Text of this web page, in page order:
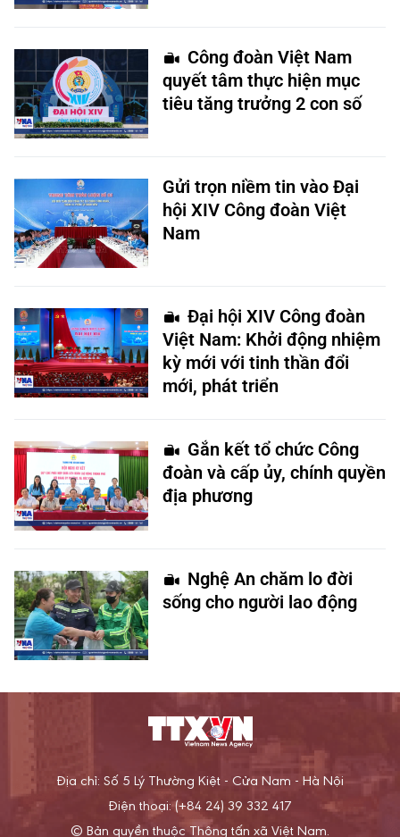
Công đoàn Việt Nam
quyết tâm thực hiện mục
tiêu tăng trưởng 2 con số
Gửi trọn niềm tin vào Đại
hội XIV Công đoàn Việt
Nam
Đại hội XIV Công đoàn
Việt Nam: Khởi động nhiệm
kỳ mới với tinh thần đổi
mới, phát triển
Gắn kết tổ chức Công
đoàn và cấp ủy, chính quyền
địa phương
Nghệ An chăm lo đời
sống cho người lao động
Địa chỉ: Số 5 Lý Thường Kiệt - Cửa Nam - Hà Nội
Điện thoại: (+84 24) 39 332 417
© Bản quyền thuộc Thông tấn xã Việt Nam.